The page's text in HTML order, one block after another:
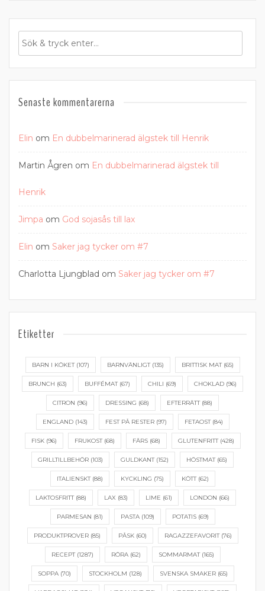
Senaste kommentarerna
Elin om En dubbelmarinerad älgstek till Henrik
Martin Ågren om En dubbelmarinerad älgstek till
Henrik
Jimpa om God sojasås till lax
Elin om Saker jag tycker om #7
Charlotta Ljungblad om Saker jag tycker om #7
Etiketter
BARN I KÖKET(107) BARNVÄNLIGT(135) BRITTISK MAT(65)
BRUNCH (63) BUFFÉMAT(67) CHILI (69) CHOKLAD (96)
CITRON (96) DRESSING (68) EFTERRÄTT(88)
ENGLAND(143) FEST PÅ RESTER(97) FETAOST(84)
FISK(96) FRUKOST(68) FÄRS(68) GLUTENFRITT(428)
GRILLTILLBEHÖR (103) GULDKANT(152) HÖSTMAT(65)
ITALIENSKT(88) KYCKLING (75) KÖTT(62)
LAKTOSFRITT(88) LAX (83) LIME (61) LONDON (66)
PARMESAN (81) PASTA(109) POTATIS(69)
PRODUKTPROVER(85) PÅSK(60) RAGAZZEFAVORIT(76)
RECEPT(1287) RÖRA(62) SOMMARMAT(165)
SOPPA(70) STOCKHOLM (128) SVENSKA SMAKER(65)